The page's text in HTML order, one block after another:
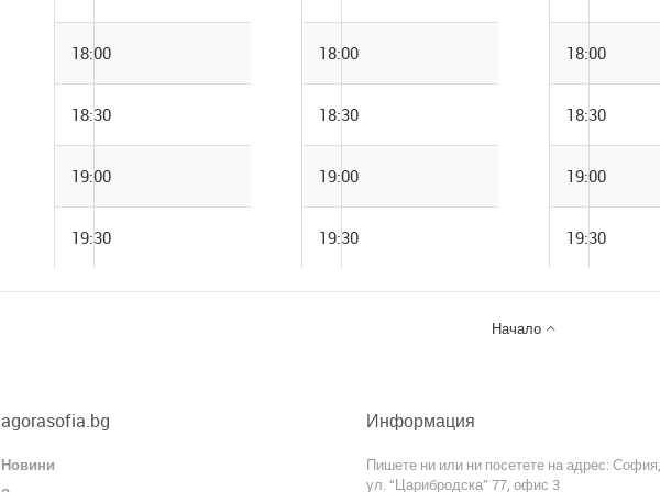
18:00
18:30
19:00
19:30
18:00
18:30
19:00
19:30
18:00
18:30
19:00
19:30
Начало 
agorasofia.bg
Новини
Информация
Пишете ни или ни посетете на адрес: София,
ул. “Царибродска” 77, офис 3